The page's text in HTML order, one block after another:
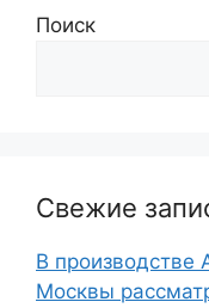
Поиск
Свежие
В производстве
Москвы